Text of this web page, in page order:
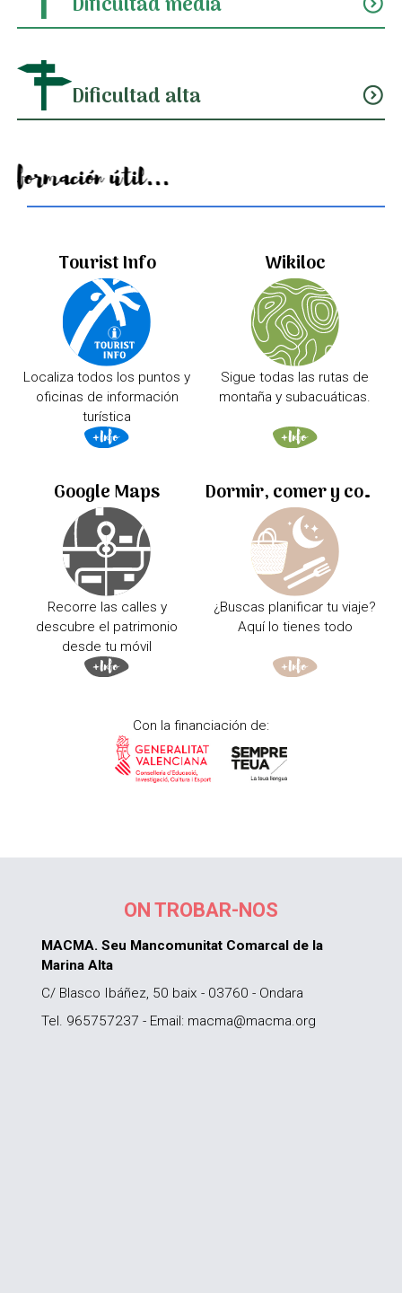
Dificultad alta expand_circle_down
Información útil...
Tourist Info
Localiza todos los puntos y
oficinas de información
turística
Wikiloc
Sigue todas las rutas de
montaña y subacuáticas.
Google Maps
Recorre las calles y
descubre el patrimonio
desde tu móvil
Dormir, comer y comprar
¿Buscas planificar tu viaje?
Aquí lo tienes todo
Con la financiación de:
ON TROBAR-NOS
MACMA. Seu Mancomunitat Comarcal de la
Marina Alta
C/ Blasco Ibáñez, 50 baix - 03760 - Ondara
Tel. 965757237 - Email: macma@macma.org